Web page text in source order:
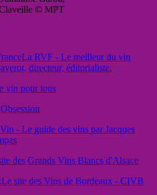
© MPT
La RVF - Le meilleur du vin
directeur, éditorialiste.
vin pour tous
- Le guide des vins par Jacques
des Grands Vins Blancs d'Alsace
Le site des Vins de Bordeaux - CIVB